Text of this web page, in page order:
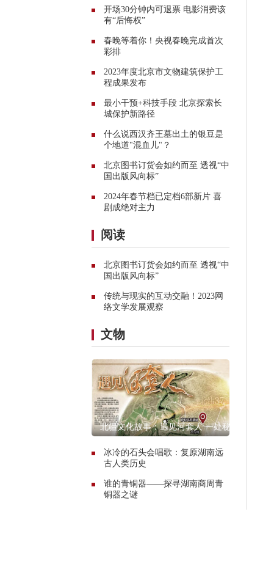
开场30分钟内可退票 电影消费该
有“后悔权”
春晚等着你！央视春晚完成首次
彩排
2023年度北京市文物建筑保护工
程成果发布
最小干预+科技手段 北京探索长
城保护新路径
什么说西汉齐王墓出土的银豆是
个地道"混血儿"？
北京图书订货会如约而至 透视“中
国出版风向标”
2024年春节档已定档6部新片 喜
剧成绝对主力
阅读
北京图书订货会如约而至 透视“中
国出版风向标”
传统与现实的互动交融！2023网
络文学发展观察
文物
北疆文化故事：遇见河套人 一处秘
冰冷的石头会唱歌：复原湖南远
古人类历史
谁的青铜器——探寻湖南商周青
铜器之谜